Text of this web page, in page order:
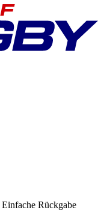
Einfache Rückgabe